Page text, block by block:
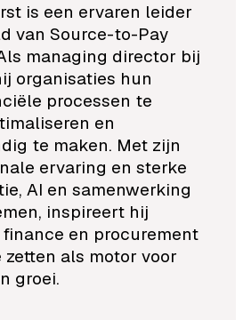
is een ervaren leider
van Source-to-Pay
managing director bij
organisaties hun
processen te
en
te maken. Met zijn
ervaring en sterke
AI en samenwerking
inspireert hij
en procurement
als motor voor
groei.